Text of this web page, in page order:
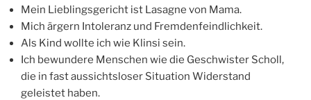
Mein Lieblingsgericht ist Lasagne von Mama.
Mich ärgern Intoleranz und Fremdenfeindlichkeit.
Als Kind wollte ich wie Klinsi sein.
Ich bewundere Menschen wie die Geschwister Scholl,
die in fast aussichtsloser Situation Widerstand
geleistet haben.